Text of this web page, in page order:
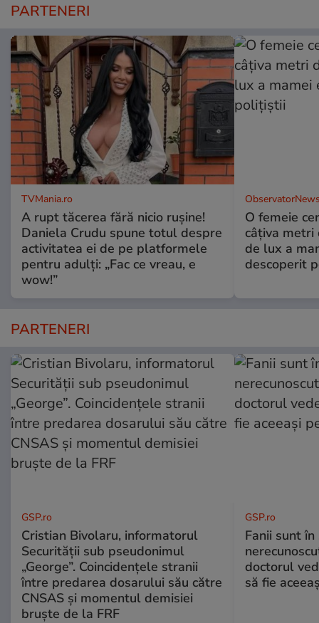
PARTENERI
TVMania.ro
A rupt tăcerea fără nicio rușine!
Daniela Crudu spune totul despre
activitatea ei de pe platformele
pentru adulți: „Fac ce vreau, e
wow!”
O femeie
câţiva metri
de lux a
descoperit
PARTENERI
GSP.ro
Cristian Bivolaru, informatorul
Securității sub pseudonimul
„George”. Coincidențele stranii
între predarea dosarului său către
CNSAS și momentul demisiei
bruște de la FRF
GSP.ro
Fanii sunt în
doctorul
să fie